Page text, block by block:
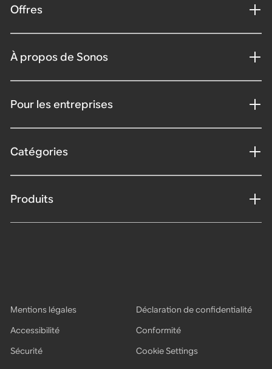
Offres
À propos de Sonos
Pour les entreprises
Catégories
Produits
Mentions légales
Déclaration de confidentialité
Accessibilité
Conformité
Sécurité
Cookie Settings